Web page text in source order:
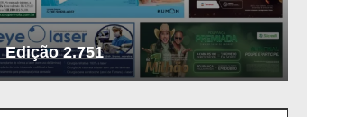
Edição 2.751